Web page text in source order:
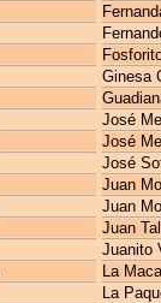
Ginesa
José
José
José
Juan
Juan
Juan
Juanito
La
La